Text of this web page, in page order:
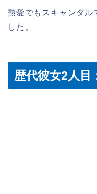
熱愛でもスキャンダル
した。
歴代彼女2人目